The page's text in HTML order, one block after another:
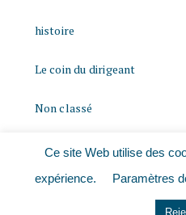
histoire
Le coin du dirigeant
Non classé
quizz
Ce site Web utilise des
expérience.
Paramètres